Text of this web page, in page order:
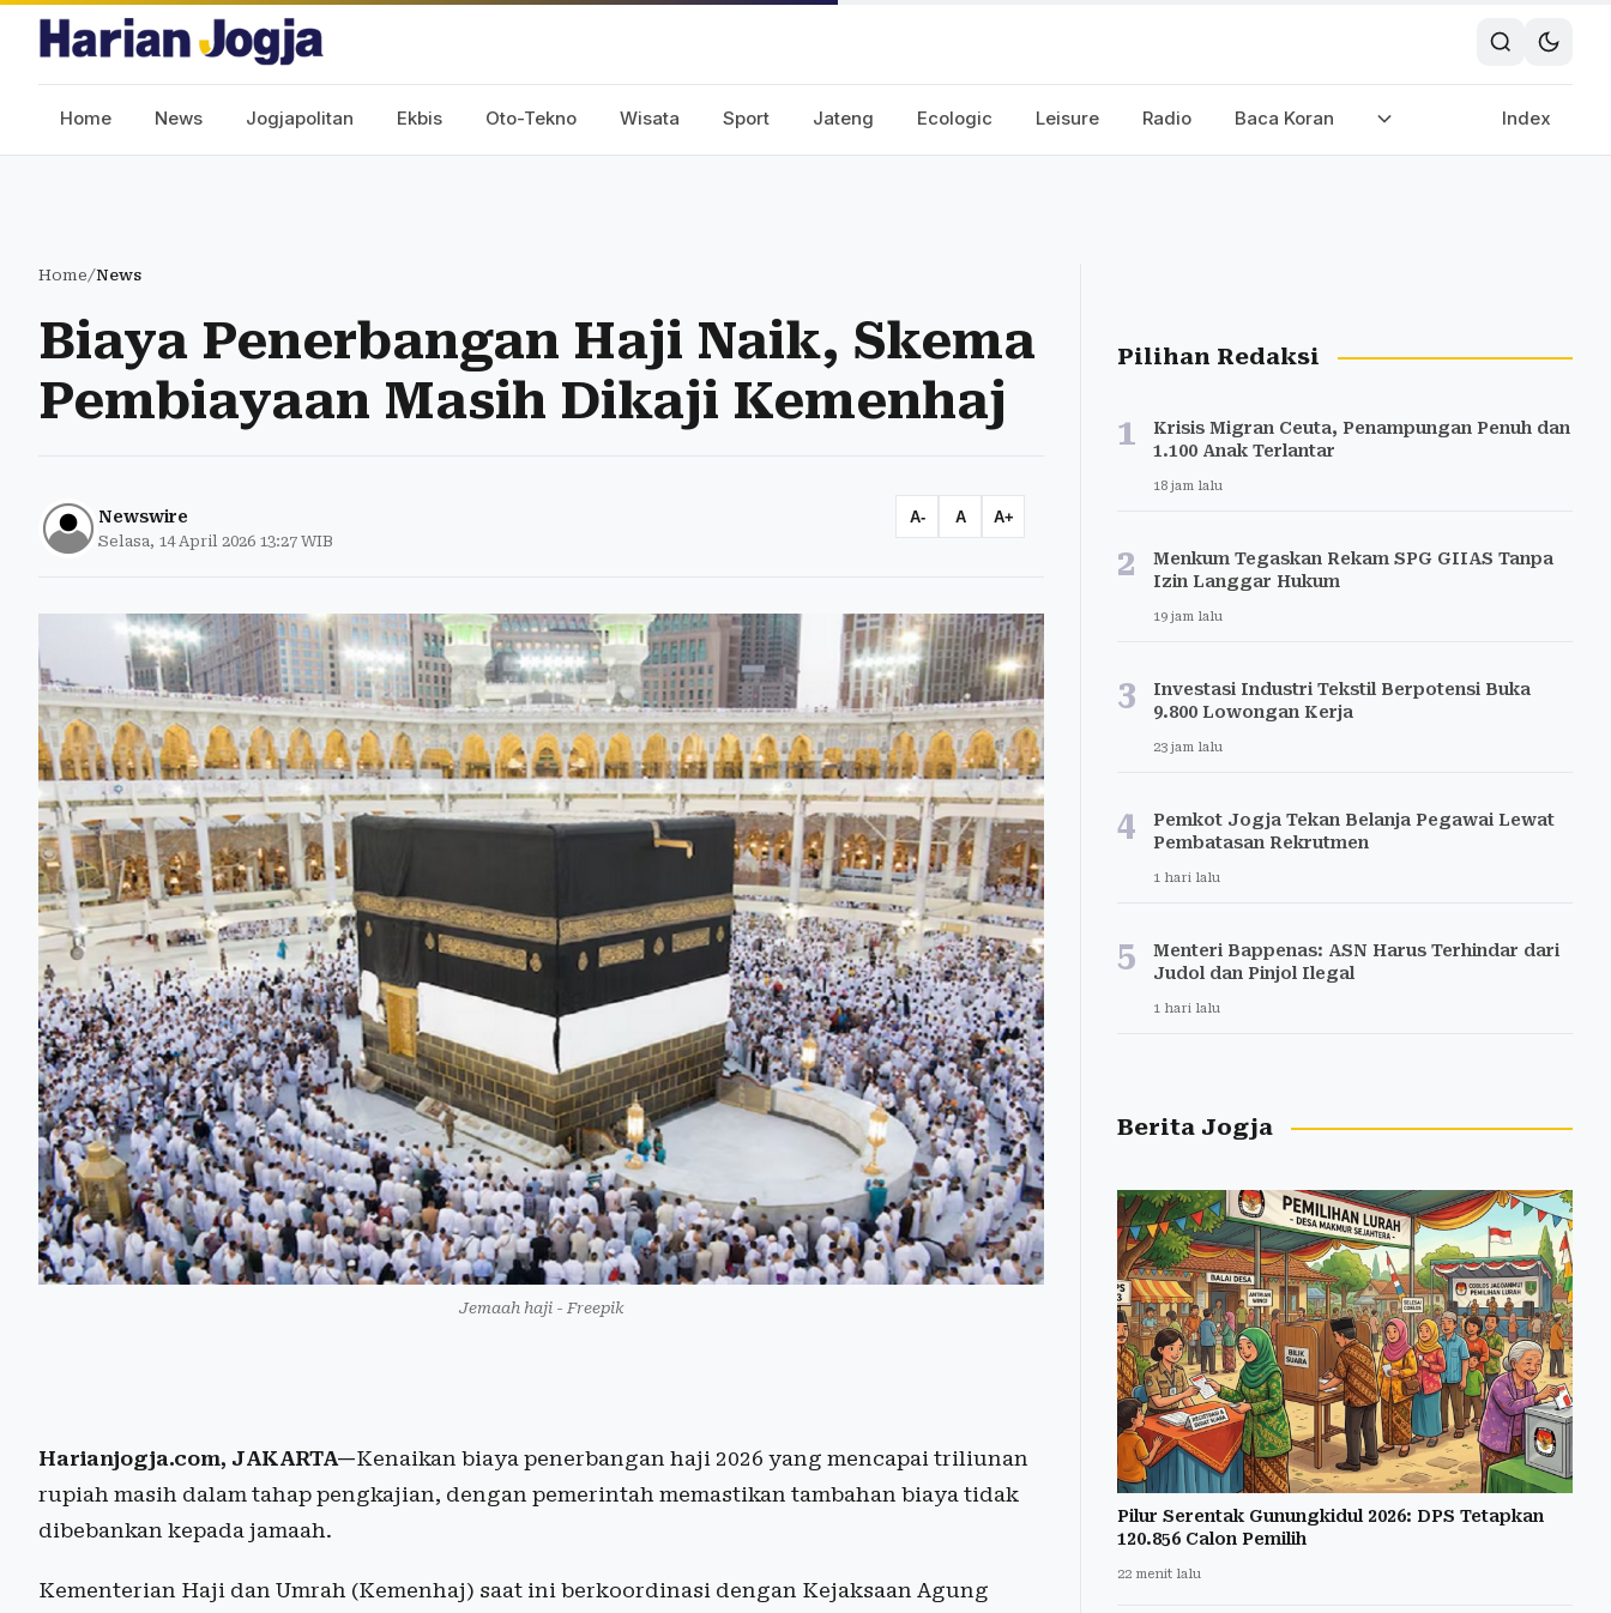
Home News Jogjapolitan Ekbis Oto-Tekno Wisata Sport Jateng Ecologic Leisure Radio Baca Koran Index
Home/News
Biaya Penerbangan Haji Naik, Skema
Pembiayaan Masih Dikaji Kemenhaj
Newswire
Selasa, 14 April 2026 13:27 WIB
A- A A+
Jemaah haji - Freepik
Harianjogja.com, JAKARTA—Kenaikan biaya penerbangan haji 2026 yang mencapai triliunan
rupiah masih dalam tahap pengkajian, dengan pemerintah memastikan tambahan biaya tidak
dibebankan kepada jamaah.
Kementerian Haji dan Umrah (Kemenhaj) saat ini berkoordinasi dengan Kejaksaan Agung
Pilihan Redaksi
1
Krisis Migran Ceuta, Penampungan Penuh dan
1.100 Anak Terlantar
18 jam lalu
2
Menkum Tegaskan Rekam SPG GIIAS Tanpa
Izin Langgar Hukum
19 jam lalu
3
Investasi Industri Tekstil Berpotensi Buka
9.800 Lowongan Kerja
23 jam lalu
4
Pemkot Jogja Tekan Belanja Pegawai Lewat
Pembatasan Rekrutmen
1 hari lalu
5
Menteri Bappenas: ASN Harus Terhindar dari
Judol dan Pinjol Ilegal
1 hari lalu
Berita Jogja
Pilur Serentak Gunungkidul 2026: DPS Tetapkan
120.856 Calon Pemilih
22 menit lalu